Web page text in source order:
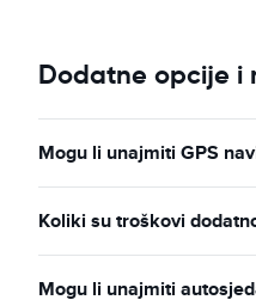
Dodatne opcije i
Mogu li unajmiti GPS
Koliki su troškovi
Mogu li unajmiti